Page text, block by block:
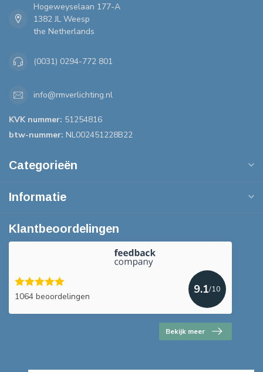
Hogeweyselaan 177-A
1382 JL Weesp
the Netherlands
(0031) 0294-772 801
info@rmverlichting.nl
KVK nummer: 51254816
btw-nummer: NL002451228B22
Categorieën
Informatie
Klantbeoordelingen
1064 beoordelingen
9.1/10
Bekijk meer